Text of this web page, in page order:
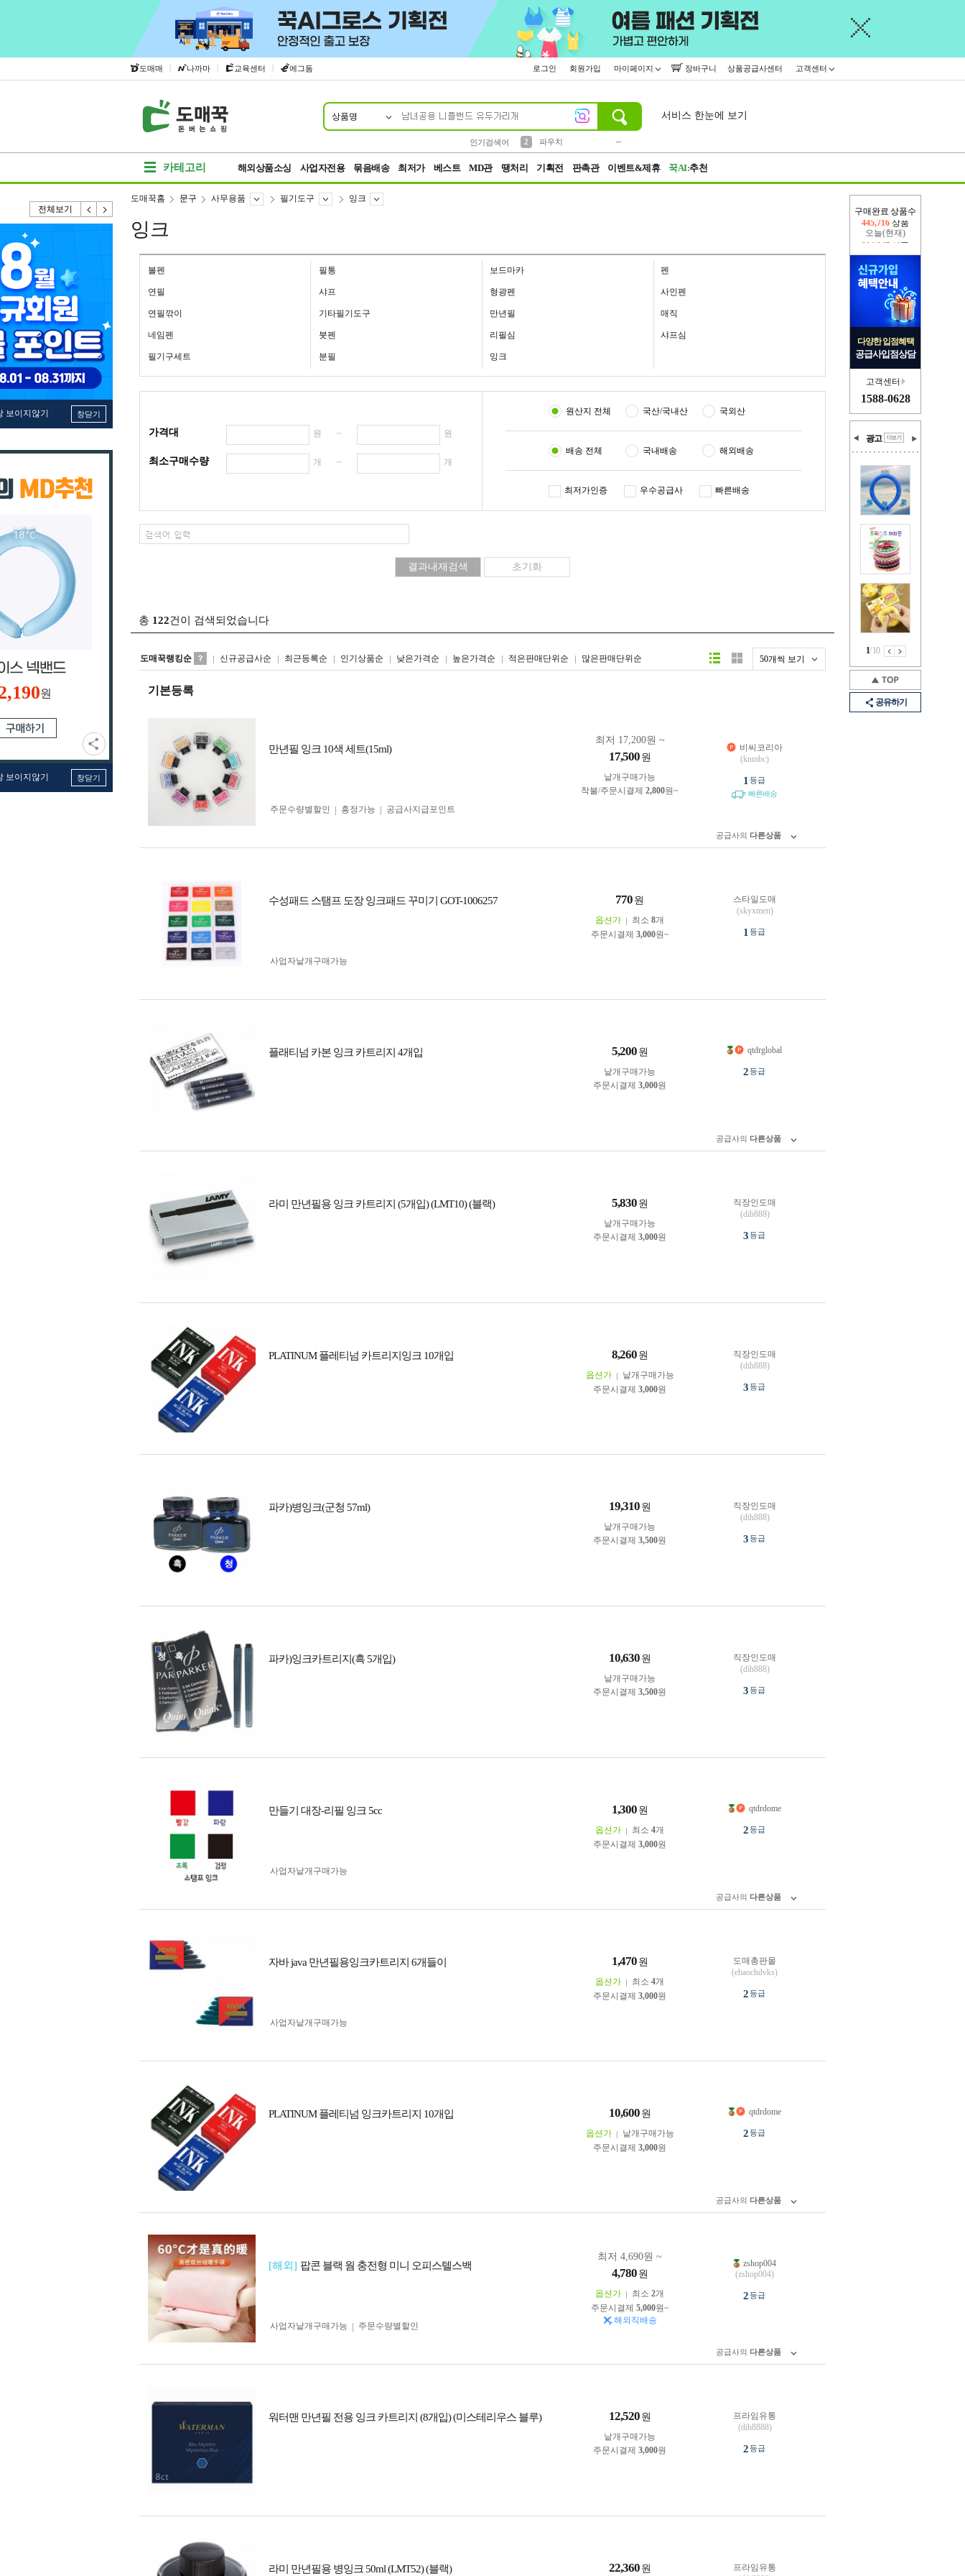
도매매 | 나까마 | 교육센터 | 에그돔 로그인 회원가입 마이페이지 장바구니 상품공급사센터 고객센터
상품명
인기검색어
2
파우치
서비스 한눈에 보기
카테고리 해외상품소싱 사업자전용 묶음배송 최저가 베스트 MD관 땡처리 기획전 판촉관 이벤트&제휴 꾹AI:추천
전체보기
보이지않기 창닫기
원
보이지않기 창닫기
구매완료 상품수
오늘(현재)
204,847상품
다양한 입점혜택
공급사입점상담
고객센터
1588-0628
광고
1/10
공유하기
도매꾹홈 문구 사무용품 필기도구 잉크
잉크
볼펜 필통 보드마카 펜
연필 샤프 형광펜 사인펜
연필깎이 기타필기도구 만년필 매직
네임펜 붓펜 리필심 샤프심
필기구세트 분필 잉크
가격대 원 ~ 원
최소구매수량 개 ~ 개
원산지 전체 국산/국내산 국외산
배송 전체 국내배송 해외배송
최저가인증 우수공급사 빠른배송
총 122건이 검색되었습니다
도매꾹랭킹순 신규공급사순 최근등록순 인기상품순 낮은가격순 높은가격순 적은판매단위순 많은판매단위순 50개씩 보기
리스트형갤러리형
기본등록
만년필 잉크 10색 세트(15ml)
최저 17,200원 ~
17,500 원
낱개구매가능
착불/주문시결제 2,800원~
주문수량별할인
흥정가능 공급사지급포인트
비씨코리아
(knmbc)
1 등급
빠른배송
공급사의 다른상품
수성패드 스탬프 도장 잉크패드 꾸미기 GOT-1006257 770 원
옵션가 최소 8개
주문시결제 3,000원~
사업자 낱개구매가능
스타일도매
(skyxmen)
1 등급
플래티넘 카본 잉크 카트리지 4개입 5,200 원
낱개구매가능
주문시결제 3,000원
qtdrglobal
2등급
공급사의 다른상품
라미 만년필용 잉크 카트리지 (5개입) (LMT10) (블랙) 5,830 원
낱개구매가능
주문시결제 3,000원
직장인도매
(dih888)
3등급
PLATINUM 플레티넘 카트리지잉크 10개입 8,260 원
옵션가
낱개구매가능
주문시결제 3,000원
직장인도매
(dih888)
3등급
파카)병잉크(군청 57ml) 19,310 원
낱개구매가능
주문시결제 3,500원
직장인도매
(dih888)
3등급
파카)잉크카트리지(흑 5개입) 10,630 원
낱개구매가능
주문시결제 3,500원
직장인도매
(dih888)
3등급
만들기 대장-리필 잉크 5cc 1,300 원
옵션가 최소 4개
주문시결제 3,000원
사업자 낱개구매가능
qtdrdome
2등급
공급사의 다른상품
자바 java 만년필용잉크카트리지 6개들이 1,470 원
옵션가 최소 4개
주문시결제 3,000원
사업자 낱개구매가능
도매총판몰
(ehaochdvks)
2등급
PLATINUM 플레티넘 잉크카트리지 10개입 10,600 원
옵션가
낱개구매가능
주문시결제 3,000원
qtdrdome
2등급
공급사의 다른상품
[해외] 팝콘 블랙 웜 충전형 미니 오피스텔스백
최저 4,690원 ~
4,780 원
옵션가 최소 2개
주문시결제 5,000원~
해외직배송
사업자 낱개구매가능 주문수량별할인
zshop004
(zshop004)
2등급
공급사의 다른상품
워터맨 만년필 전용 잉크 카트리지 (8개입) (미스테리우스 블루) 12,520 원
낱개구매가능
주문시결제 3,000원
프라임유통
(dih8888)
2등급
라미 만년필용 병잉크 50ml (LMT52) (블랙) 22,360 원
프라임유통